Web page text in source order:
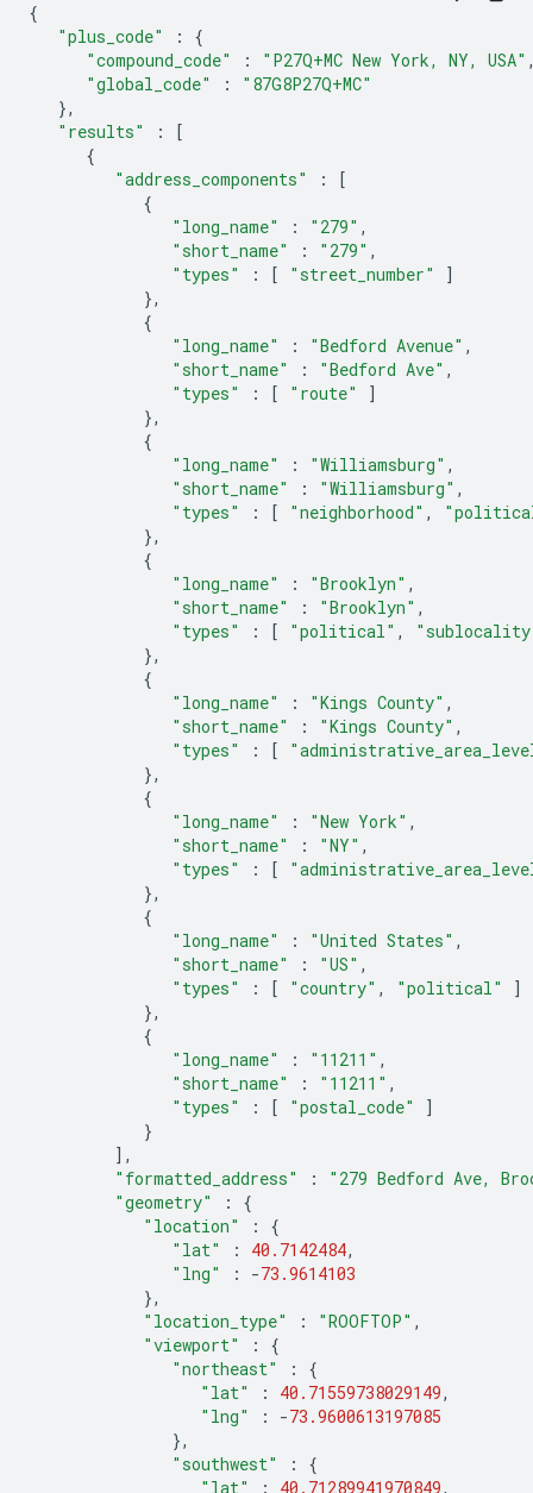
{
"plus_code"
:
{
"compound_code"
: "P27Q+MC New York, NY, USA"
"global_code"
:
"87G8P27Q+MC"
},
"results"
:
[
{
"address_components"
:
[
{
"long_name"
: "279" ,
"short_name"
: "279" ,
"types"
: [ "street_number"
]
},
{
"long_name"
: "Bedford Avenue" ,
"short_name"
: "Bedford Ave" ,
"types"
: [ "route"
]
},
{
"long_name"
: "Williamsburg" ,
"short_name"
: "Williamsburg" ,
"types"
: [ "neighborhood" ,
},
{
"long_name"
: "Brooklyn" ,
"short_name"
: "Brooklyn" ,
"types"
: [ "political" ,
},
{
"long_name"
: "Kings County" ,
"short_name"
: "Kings County" ,
"types"
: [
},
{
"long_name"
: "New York" ,
"short_name"
: "NY" ,
"types"
: [
},
{
"long_name"
: "United States" ,
"short_name"
: "US" ,
"types"
: [ "country" , "political"
]
},
{
"long_name"
: "11211" ,
"short_name"
: "11211" ,
"types"
: [ "postal_code"
]
}
],
"formatted_address"
:
"279 Bedford Ave,
"geometry"
:
{
"location"
:
{
"lat"
: 40.7142484,
"lng"
: -73.9614103
},
"location_type"
: "ROOFTOP" ,
"viewport"
:
{
"northeast"
:
{
"lat"
: 40.71559738029149,
"lng"
: -73.9600613197085
},
"southwest"
:
{
"lat"
: 40.71289941970849,